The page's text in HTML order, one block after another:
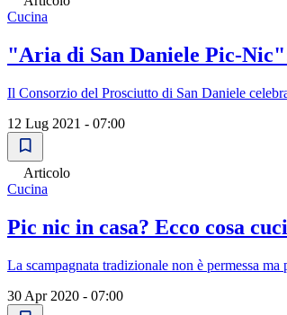
Cucina
"Aria di San Daniele Pic-
Il Consorzio del Prosciutto di San Daniele
12 Lug 2021 - 07:00
Articolo
Cucina
Pic nic in casa? Ecco cosa
La scampagnata tradizionale non è permessa
30 Apr 2020 - 07:00